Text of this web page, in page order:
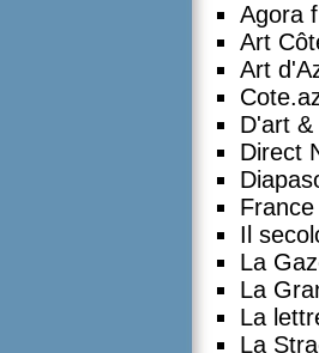
Agora
Art
Art
D'art
Direct
Il
La
La
La
La